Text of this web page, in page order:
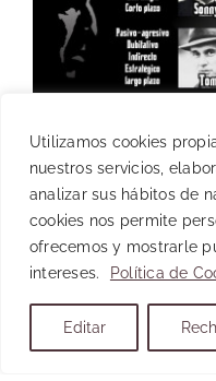
Utilizamos cookies
nuestros servicios,
analizar sus hábitos de
cookies nos permite
ofrecemos y mostrarle
intereses.
Política de
Editar
ESTILOS DE
«NO PROMETAS
lo que prometas en
debes de cumplirlo